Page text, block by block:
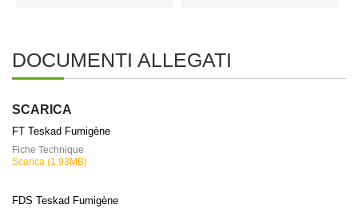
DOCUMENTI ALLEGATI
SCARICA
FT Teskad Fumigène
Fiche Technique
Scarica (1.93MB)
FDS Teskad Fumigène